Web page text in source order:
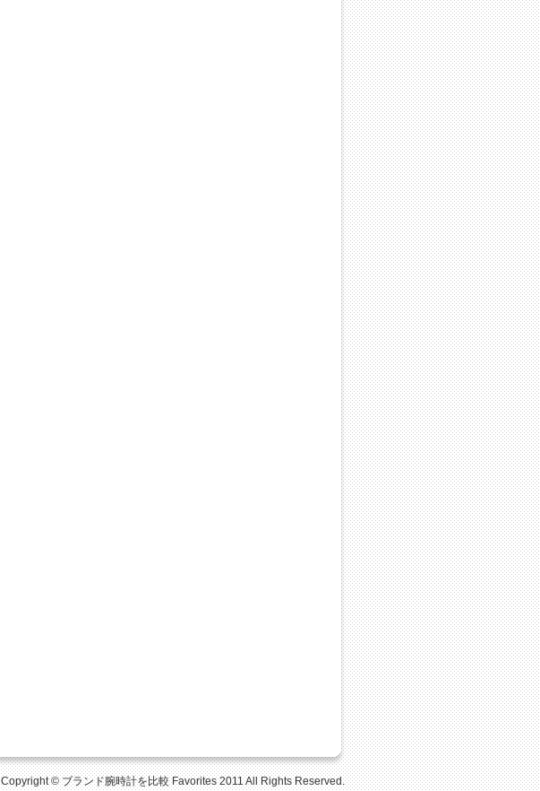
Copyright © ブランド腕時計を比較 Favorites 2011 All Rights Reserved.